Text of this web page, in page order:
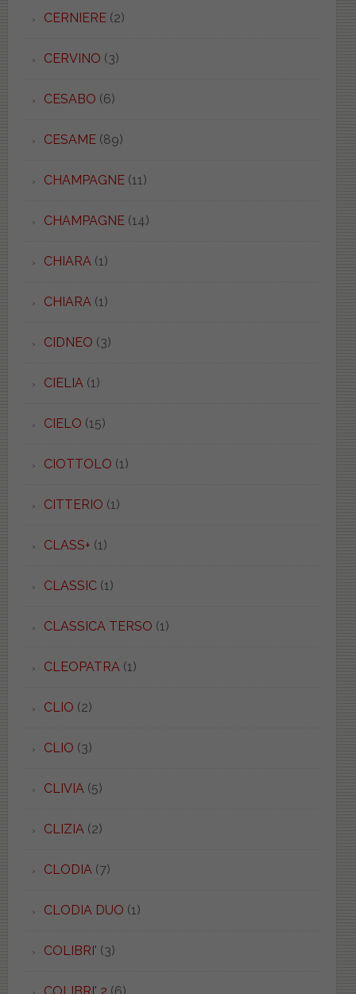
CERNIERE(2)
CERVINO (3)
CESABO (6)
CESAME(89)
CHAMPAGNE(11)
CHAMPAGNE(14)
CHIARA (1)
CHIARA (1)
CIDNEO (3)
CIELIA (1)
CIELO (15)
CIOTTOLO (1)
CITTERIO (1)
CLASS+ (1)
CLASSIC(1)
CLASSICA TERSO (1)
CLEOPATRA (1)
CLIO (2)
CLIO (3)
CLIVIA (5)
CLIZIA (2)
CLODIA (7)
CLODIA DUO (1)
COLIBRI' (3)
COLIBRI' 2 (6)